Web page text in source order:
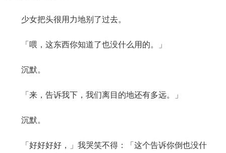
少女把头很用力地别了过去。
「喂，这东西你知道了也没什么用的。」
沉默。
「来，告诉我下，我们离目的地还有多远。」
沉默。
「好好好好，」我哭笑不得：「这个告诉你倒也没什